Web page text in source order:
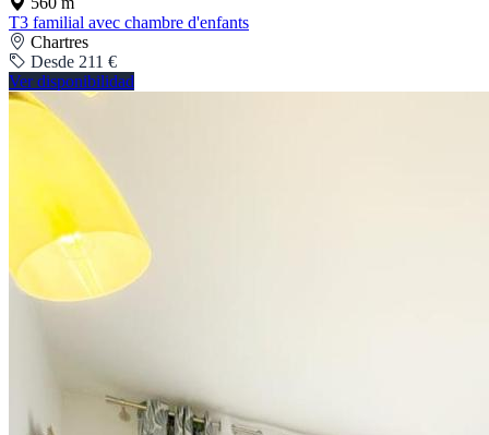
T3 familial avec chambre d'enfants
Chartres
Desde 211 €
Ver disponibilidad